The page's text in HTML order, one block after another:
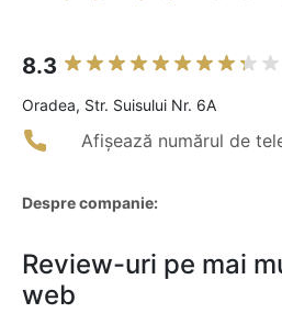
8.3
Oradea, Str. Suisului Nr. 6A
Afișează numărul de
Despre companie:
Review-uri pe mai
web